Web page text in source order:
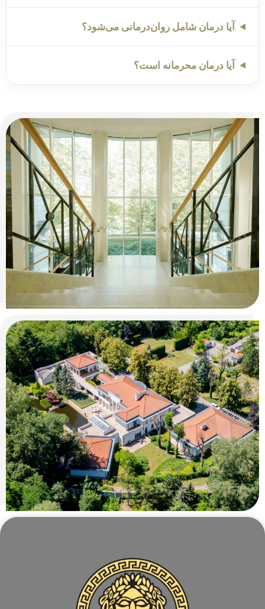
آیا درمان شامل روان‌درمانی می‌شود؟
آیا درمان محرمانه است؟